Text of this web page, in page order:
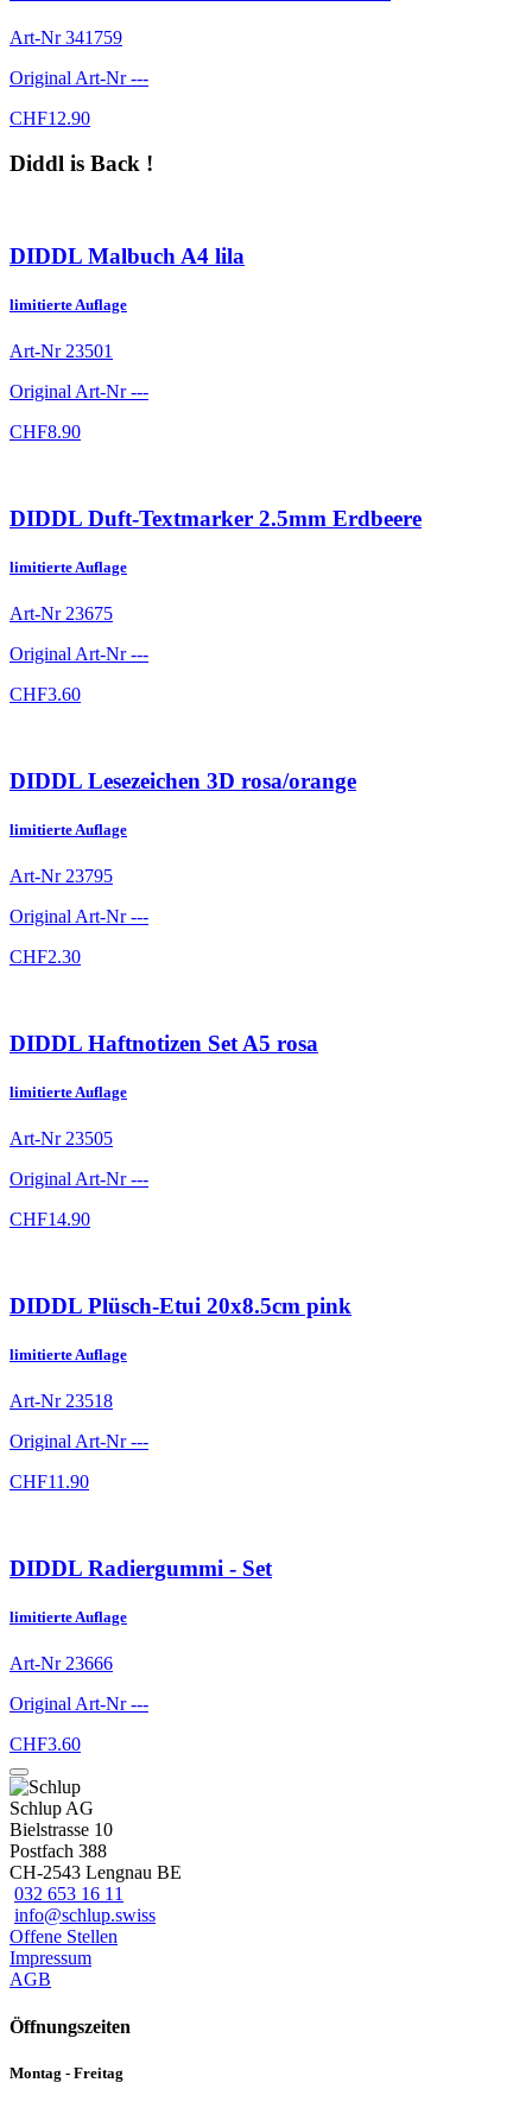
Art-Nr341759
Original Art-Nr---
CHF12.90
Diddl is Back !
DIDDL Malbuch A4 lila
limitierte Auflage
Art-Nr 23501
Original Art-Nr---
CHF8.90
DIDDL Duft-Textmarker 2.5mm Erdbeere
limitierte Auflage
Art-Nr 23675
Original Art-Nr---
CHF3.60
DIDDL Lesezeichen 3D rosa/orange
limitierte Auflage
Art-Nr 23795
Original Art-Nr---
CHF2.30
DIDDL Haftnotizen Set A5 rosa
limitierte Auflage
Art-Nr 23505
Original Art-Nr---
CHF14.90
DIDDL Plüsch-Etui 20x8.5cm pink
limitierte Auflage
Art-Nr 23518
Original Art-Nr---
CHF11.90
DIDDL Radiergummi - Set
limitierte Auflage
Art-Nr23666
Original Art-Nr---
CHF3.60
Schlup AG
Bielstrasse 10
Postfach 388
CH-2543 Lengnau BE
032 653 16 11
info@schlup.swiss
Offene Stellen
Impressum
AGB
Öffnungszeiten
Montag - Freitag